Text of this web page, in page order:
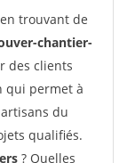
trouvant de
chantier-
des clients
qui permet à
du
qualifiés.
? Quelles